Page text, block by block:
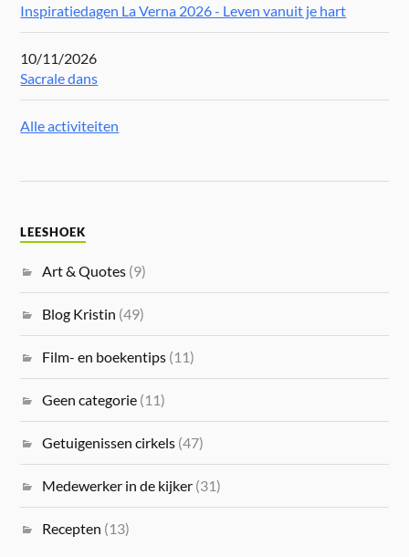
Inspiratiedagen La Verna 2026 - Leven vanuit je hart
10/11/2026
Sacrale dans
Alle activiteiten
LEESHOEK
Art & Quotes (9)
Blog Kristin (49)
Film- en boekentips (11)
Geen categorie (11)
Getuigenissen cirkels (47)
Medewerker in de kijker (31)
Recepten (13)